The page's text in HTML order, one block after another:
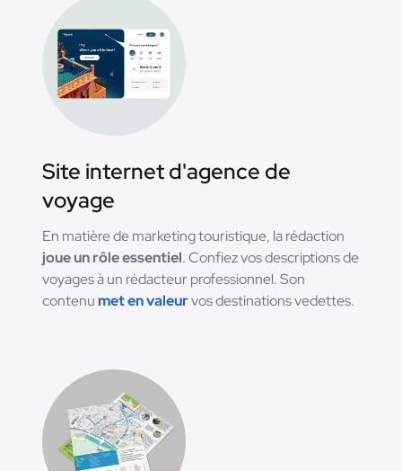
Site internet d'agence de
voyage
En matière de marketing touristique, la rédaction
joue un rôle essentiel. Confiez vos descriptions de
voyages à un rédacteur professionnel. Son
contenumet en valeurvos destinations vedettes.